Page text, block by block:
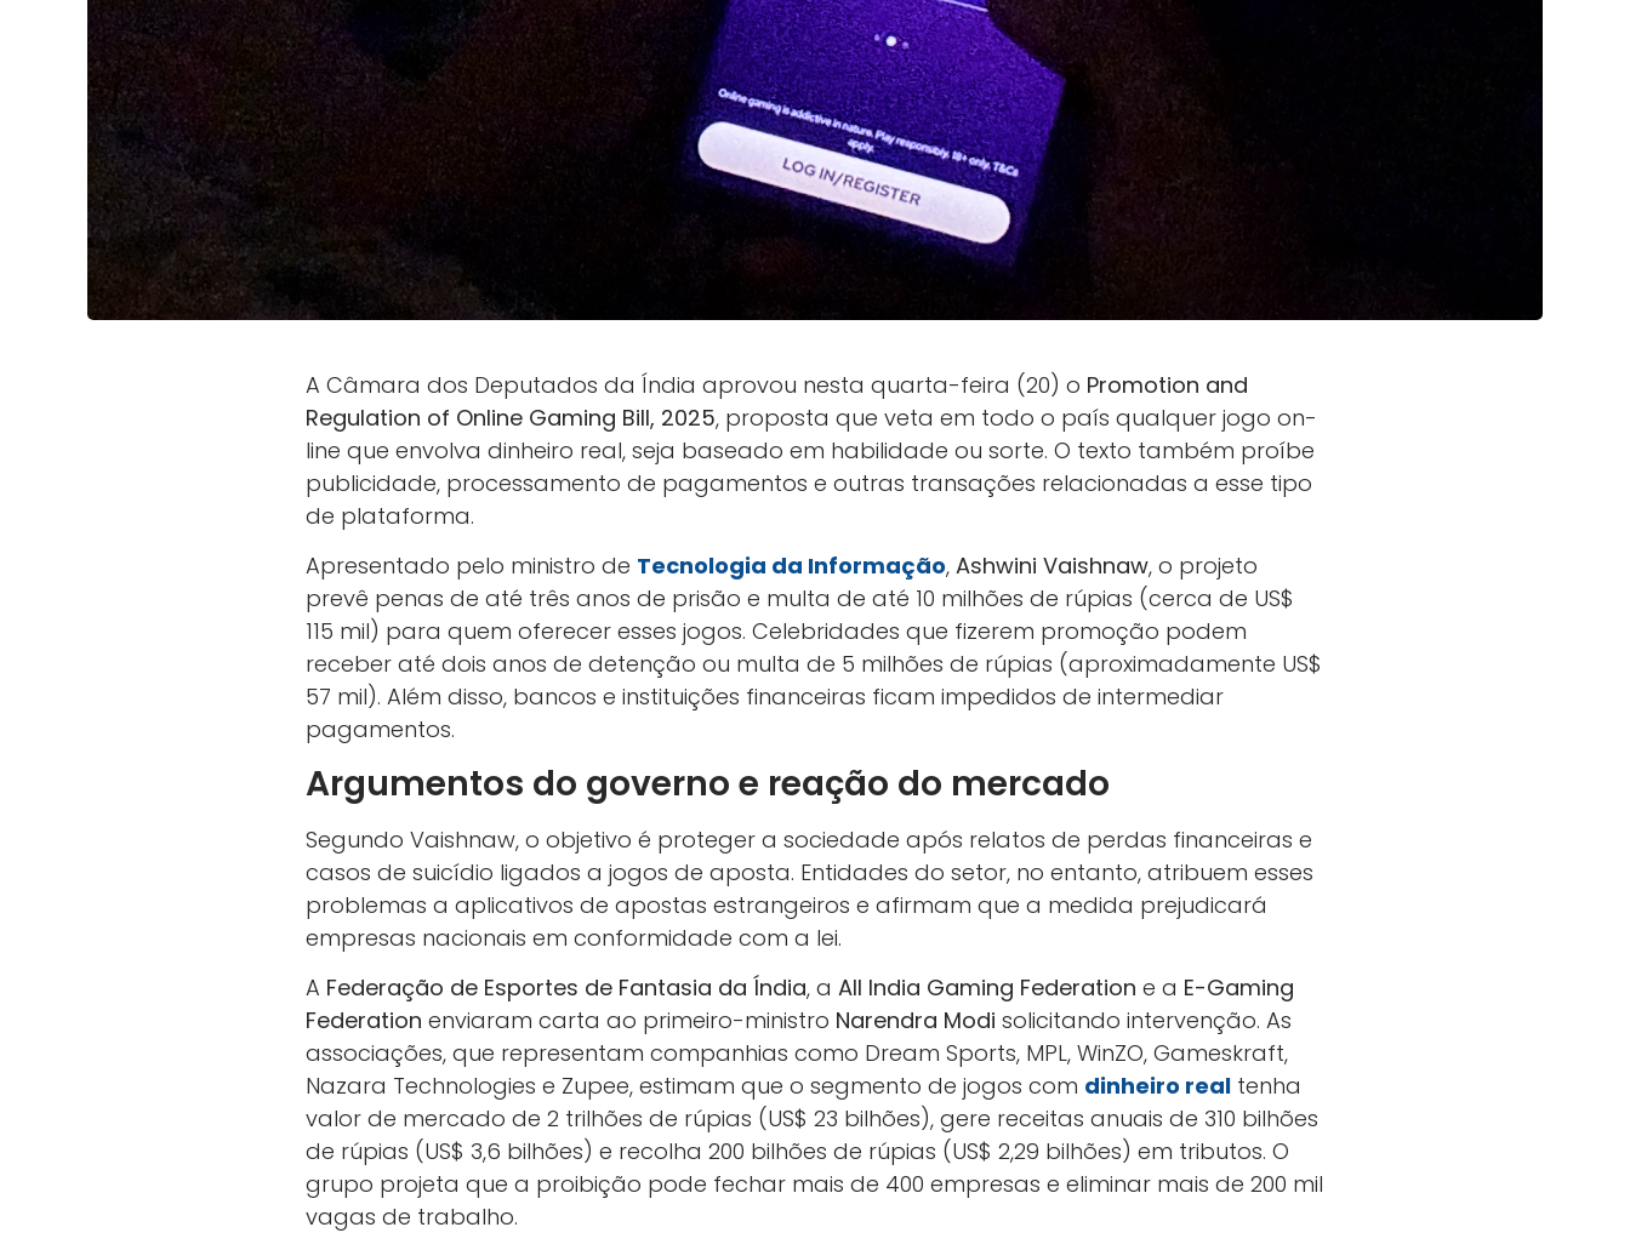
A Câmara dos Deputados da Índia aprovou nesta quarta-feira (20) o Promotion and
Regulation of Online Gaming Bill, 2025, proposta que veta em todo o país qualquer jogo on-
line que envolva dinheiro real, seja baseado em habilidade ou sorte. O texto também proíbe
publicidade, processamento de pagamentos e outras transações relacionadas a esse tipo
de plataforma.
Apresentado pelo ministro de Tecnologia da Informação, Ashwini Vaishnaw, o projeto
prevê penas de até três anos de prisão e multa de até 10 milhões de rúpias (cerca de US$
115 mil) para quem oferecer esses jogos. Celebridades que fizerem promoção podem
receber até dois anos de detenção ou multa de 5 milhões de rúpias (aproximadamente US$
57 mil). Além disso, bancos e instituições financeiras ficam impedidos de intermediar
pagamentos.
Argumentos do governo e reação do mercado
Segundo Vaishnaw, o objetivo é proteger a sociedade após relatos de perdas financeiras e
casos de suicídio ligados a jogos de aposta. Entidades do setor, no entanto, atribuem esses
problemas a aplicativos de apostas estrangeiros e afirmam que a medida prejudicará
empresas nacionais em conformidade com a lei.
A Federação de Esportes de Fantasia da Índia, a All India Gaming Federation e a E-Gaming
Federation enviaram carta ao primeiro-ministro Narendra Modi solicitando intervenção. As
associações, que representam companhias como Dream Sports, MPL, WinZO, Gameskraft,
Nazara Technologies e Zupee, estimam que o segmento de jogos com dinheiro real tenha
valor de mercado de 2 trilhões de rúpias (US$ 23 bilhões), gere receitas anuais de 310 bilhões
de rúpias (US$ 3,6 bilhões) e recolha 200 bilhões de rúpias (US$ 2,29 bilhões) em tributos. O
grupo projeta que a proibição pode fechar mais de 400 empresas e eliminar mais de 200 mil
vagas de trabalho.